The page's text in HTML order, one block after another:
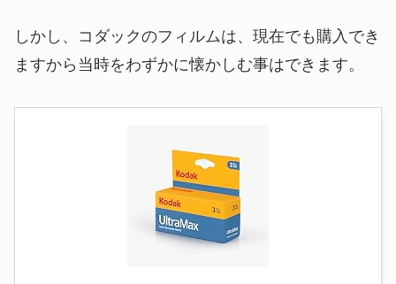
しかし、コダックのフィルムは、現在でも購入でき
ますから当時をわずかに懐かしむ事はできます。